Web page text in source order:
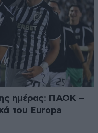
ημέρας: ΠΑΟΚ –
του Europa